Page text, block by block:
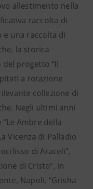
allestimento nella
raccolta di
e una raccolta di
la storica
del progetto “Il
a rotazione
collezione di
Negli ultimi anni
Ambre della
Vicenza di Palladio
di Araceli”,
di Cristo”, in
Napoli, “Grisha